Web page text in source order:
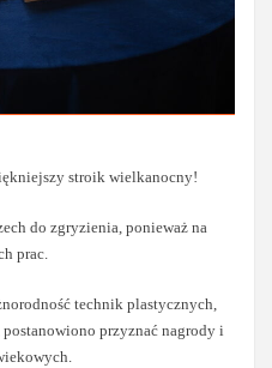
stroik wielkanocny!
do zgryzienia, ponieważ na
prac.
technik plastycznych,
przyznać nagrody i